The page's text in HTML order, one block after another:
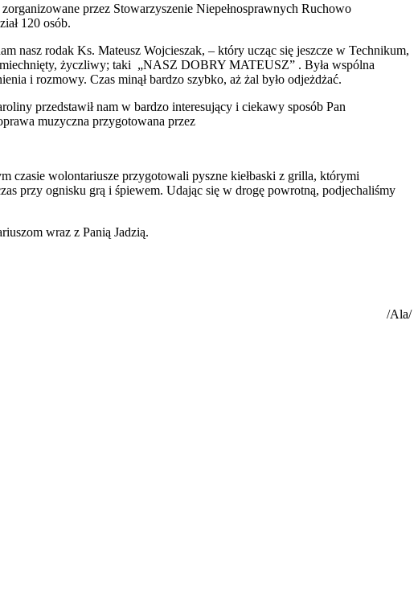
przez Stowarzyszenie Niepełnosprawnych Ruchowo
120 osób.
nasz rodak Ks. Mateusz Wojcieszak, – który ucząc się jeszcze w Technikum,
życzliwy; taki „NASZ DOBRY MATEUSZ” . Była wspólna
i rozmowy. Czas minął bardzo szybko, aż żal było odjeżdżać.
przedstawił nam w bardzo interesujący i ciekawy sposób Pan
muzyczna przygotowana przez
czasie wolontariusze przygotowali pyszne kiełbaski z grilla, którymi
przy ognisku grą i śpiewem. Udając się w drogę powrotną, podjechaliśmy
wraz z Panią Jadzią.
/Ala/